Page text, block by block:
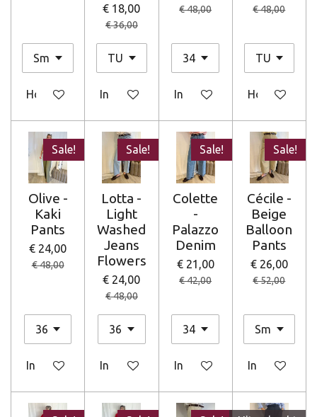
Houd mij op de hoogte
€ 18,00
€ 36,00
In winkelwagen
€ 48,00
In winkelwagen
€ 48,00
Houd mij op
Sale!
Olive -
Kaki
Pants
€ 24,00
€ 48,00
In winkelwagen
Sale!
Lotta -
Light
Washed
Jeans
Flowers
€ 24,00
€ 48,00
In winkelwagen
Sale!
Colette
-
Palazzo
Denim
€ 21,00
€ 42,00
In winkelwagen
Sale!
Cécile -
Beige
Balloon
Pants
€ 26,00
€ 52,00
In